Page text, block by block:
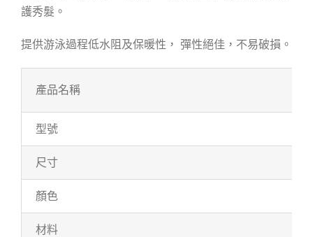
護秀髮。
提供游泳過程低水阻及保暖性， 彈性絕佳，不易破損。
產品名稱
型號
尺寸
顏色
材料